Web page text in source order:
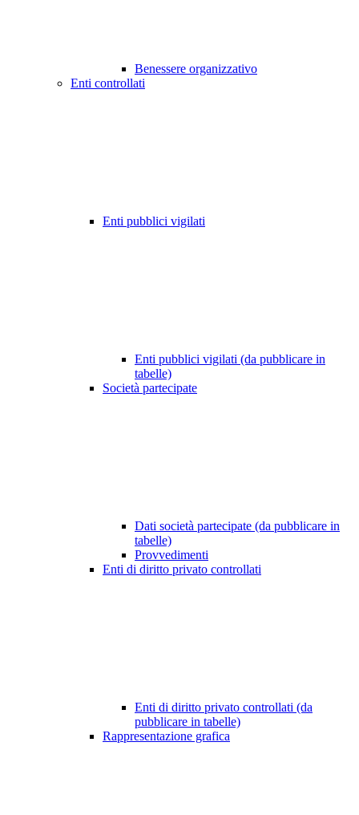
Benessere organizzativo
Enti controllati
Enti pubblici vigilati
Enti pubblici vigilati (da pubblicare in
tabelle)
Società partecipate
Dati società partecipate (da pubblicare in
tabelle)
Provvedimenti
Enti di diritto privato controllati
Enti di diritto privato controllati (da
pubblicare in tabelle)
Rappresentazione grafica